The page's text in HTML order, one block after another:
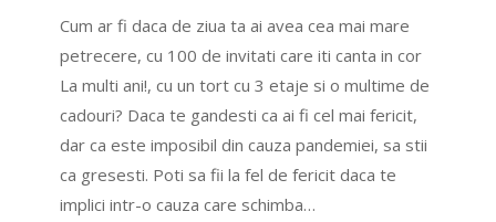
Galantom!
Cum ar fi daca de ziua ta ai avea cea mai mare
petrecere, cu 100 de invitati care iti canta in cor
La multi ani!, cu un tort cu 3 etaje si o multime de
cadouri? Daca te gandesti ca ai fi cel mai fericit,
dar ca este imposibil din cauza pandemiei, sa stii
ca gresesti. Poti sa fii la fel de fericit daca te
implici intr-o cauza care schimba…